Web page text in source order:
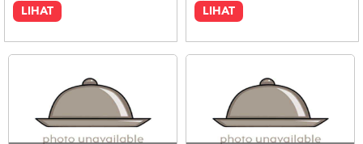
LIHAT LIHAT